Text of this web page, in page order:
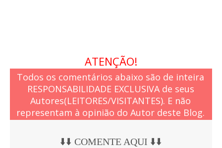
ATENÇÃO!
Todos os comentários abaixo são de inteira
RESPONSABILIDADE EXCLUSIVA de seus
Autores(LEITORES/VISITANTES). E não
representam à opinião do Autor deste Blog.
⬇️⬇️ COMENTE AQUI ⬇️⬇️